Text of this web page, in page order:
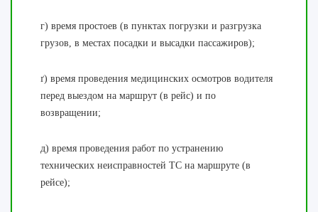
г) время простоев (в пунктах погрузки и разгрузка
грузов, в местах посадки и высадки пассажиров);
ґ) время проведения медицинских осмотров водителя
перед выездом на маршрут (в рейс) и по
возвращении;
д) время проведения работ по устранению
технических неисправностей ТС на маршруте (в
рейсе);